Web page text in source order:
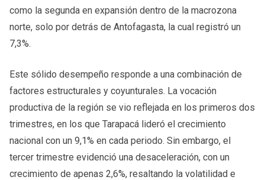
como la segunda en expansión dentro de la macrozona
norte, solo por detrás de Antofagasta, la cual registró un
7,3%.
Este sólido desempeño responde a una combinación de
factores estructurales y coyunturales. La vocación
productiva de la región se vio reflejada en los primeros dos
trimestres, en los que Tarapacá lideró el crecimiento
nacional con un 9,1% en cada periodo. Sin embargo, el
tercer trimestre evidenció una desaceleración, con un
crecimiento de apenas 2,6%, resaltando la volatilidad e